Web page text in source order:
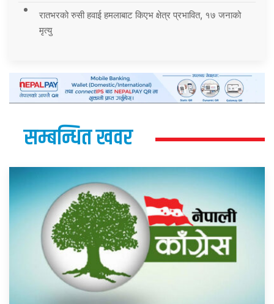
रातभरको रुसी हवाई हमलाबाट किएभ क्षेत्र प्रभावित, १७ जनाको
मृत्यु
सम्बन्धित खवर